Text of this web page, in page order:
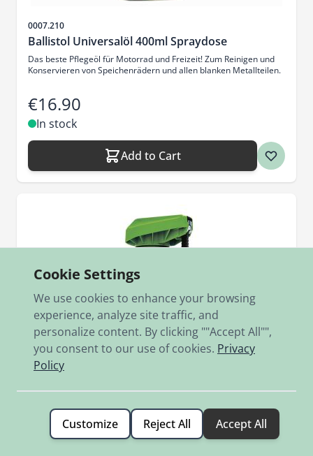
Sku
0007.210
Ballistol Universalöl 400ml Spraydose
Das beste Pflegeöl für Motorrad und Freizeit! Zum Reinigen und
Konservieren von Speichenrädern und allen blanken Metallteilen.
€16.90
In stock
Add to Cart
Cookie Settings
We use cookies to enhance your browsing
experience, analyze site traffic, and
personalize content. By clicking ""Accept All"",
you consent to our use of cookies. Privacy
Policy
Customize Reject All Accept All